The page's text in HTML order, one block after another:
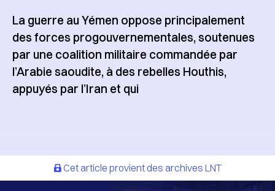
La guerre au Yémen oppose principalement
des forces progouvernementales, soutenues
par une coalition militaire commandée par
l’Arabie saoudite, à des rebelles Houthis,
appuyés par l’Iran et qui
Cet article provient des archives LNT